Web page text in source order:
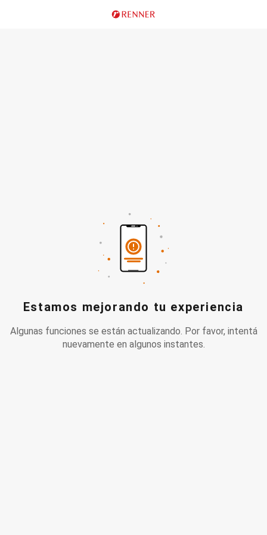
Estamos mejorando tu experiencia
Algunas funciones se están actualizando. Por favor, intentá
nuevamente en algunos instantes.